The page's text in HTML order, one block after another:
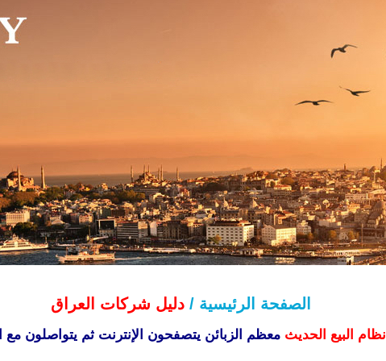
الصفحة الرئيسية /دليل شركات العراق
نظام البيع الحديث معظم الزبائن يتصفحون الإنترنت ثم يتواصلون مع